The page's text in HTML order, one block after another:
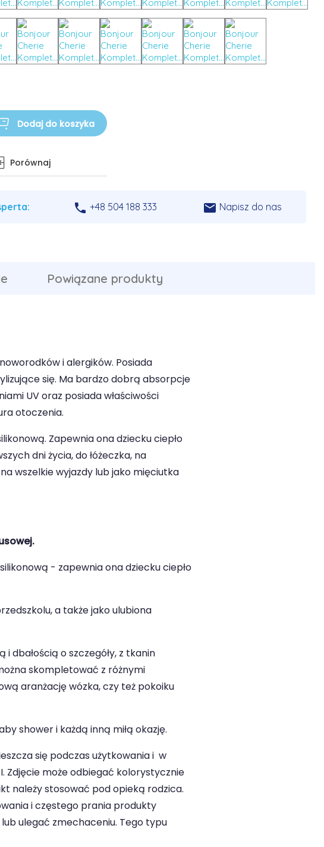
Dodaj do koszyka
Porównaj
 +48 504 188 333  Napisz do nas
Powiązane produkty
i alergików. Posiada
się. Ma bardzo dobrą absorpcje
UV oraz posiada właściwości
otoczenia.
Zapewnia ona dziecku ciepło
dni życia, do łóżeczka, na
wszelkie wyjazdy lub jako mięciutka
- zapewnia ona dziecku ciepło
a także jako ulubiona
dbałością o szczegóły, z tkanin
skompletować z różnymi
aranżację wózka, czy też pokoiku
shower i każdą inną miłą okazję.
się podczas użytkowania i w
Zdjęcie może odbiegać kolorystycznie
należy stosować pod opieką rodzica.
i częstego prania produkty
ulegać zmechaceniu. Tego typu